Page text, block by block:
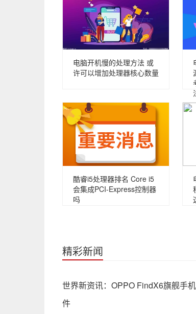
电脑开机慢的处理方法 或
许可以增加处理器核心数量
酷睿i5处理器排名 Core i5
会集成PCI-Express控制器
吗
精彩新闻
世界新资讯：OPPO FindX6旗舰手
件